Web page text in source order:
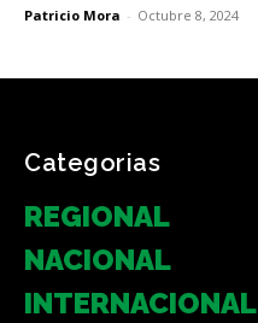
Patricio Mora - Octubre 8, 2024
Categorias
REGIONAL
NACIONAL
INTERNACIONAL